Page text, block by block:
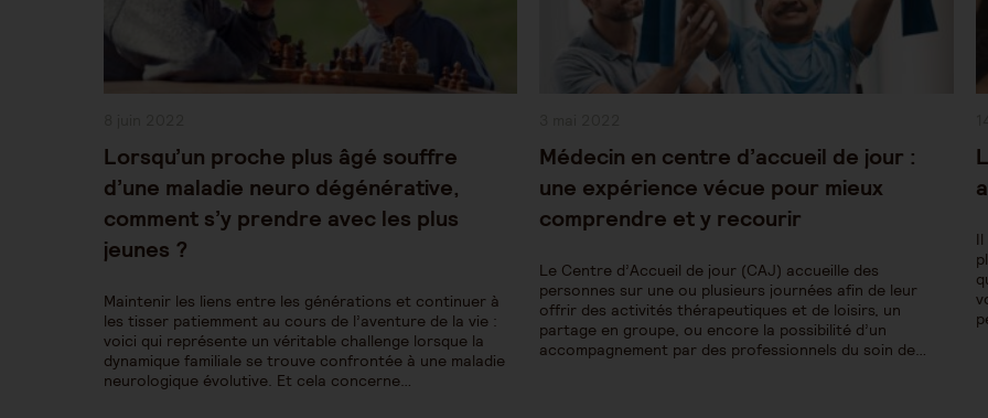
Lorsqu’un proche plus âgé souffre
d’une maladie neuro dégénérative,
comment s’y prendre avec les plus
jeunes ?
Maintenir les liens entre les générations et continuer à
les tisser patiemment au cours de l’aventure de la vie :
voici qui représente un véritable challenge lorsque la
dynamique familiale se trouve confrontée à une maladie
neurologique évolutive. Et cela concerne…
Médecin en centre d’accueil de jour :
une expérience vécue pour mieux
comprendre et y recourir
Le Centre d’Accueil de jour (CAJ) accueille des
personnes sur une ou plusieurs journées afin de leur
offrir des activités thérapeutiques et de loisirs, un
partage en groupe, ou encore la possibilité d’un
accompagnement par des professionnels du soin de…